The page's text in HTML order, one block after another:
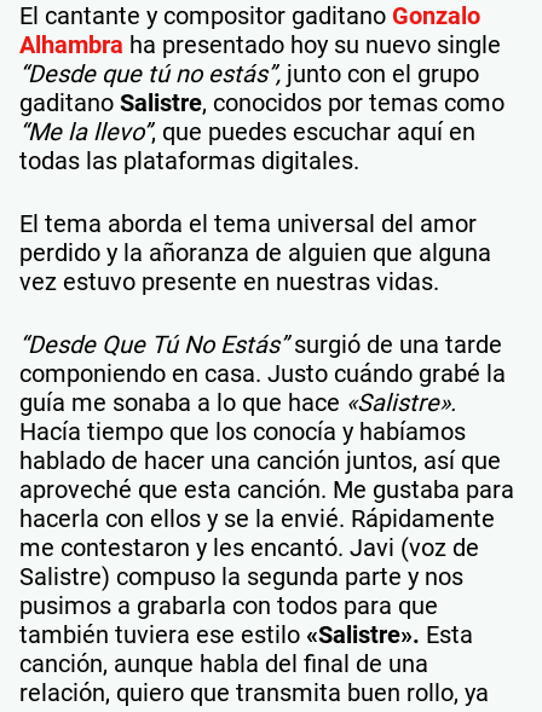
El cantante y compositor gaditano Gonzalo
Alhambra ha presentado hoy su nuevo single
“Desde que tú no estás”, junto con el grupo
gaditano Salistre, conocidos por temas como
“Me la llevo”, que puedes escuchar aquí en
todas las plataformas digitales.
El tema aborda el tema universal del amor
perdido y la añoranza de alguien que alguna
vez estuvo presente en nuestras vidas.
“Desde Que Tú No Estás”surgió de una tarde
componiendo en casa. Justo cuándo grabé la
guía me sonaba a lo que hace «Salistre».
Hacía tiempo que los conocía y habíamos
hablado de hacer una canción juntos, así que
aproveché que esta canción. Me gustaba para
hacerla con ellos y se la envié. Rápidamente
me contestaron y les encantó. Javi (voz de
Salistre) compuso la segunda parte y nos
pusimos a grabarla con todos para que
también tuviera ese estilo «Salistre». Esta
canción, aunque habla del final de una
relación, quiero que transmita buen rollo, ya